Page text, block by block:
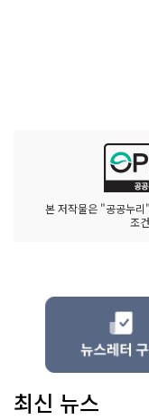
본 저작물은 "공공누리"
조
최신 뉴스